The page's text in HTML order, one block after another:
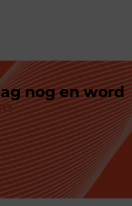
nog en word